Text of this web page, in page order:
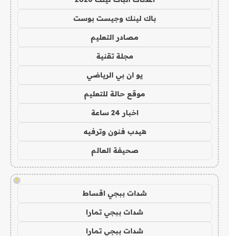
باك لينك وجيست بوست
مصادر التعليم
مجلة تقنية
يو ان بي الرياضي
موقع حالة للتعليم
اخبار 24 ساعة
هيدب فنون وترفيه
صحيفة العالم
!
شدات ببجي اقساط
شدات ببجي تمارا
شدات ببجي تمارا